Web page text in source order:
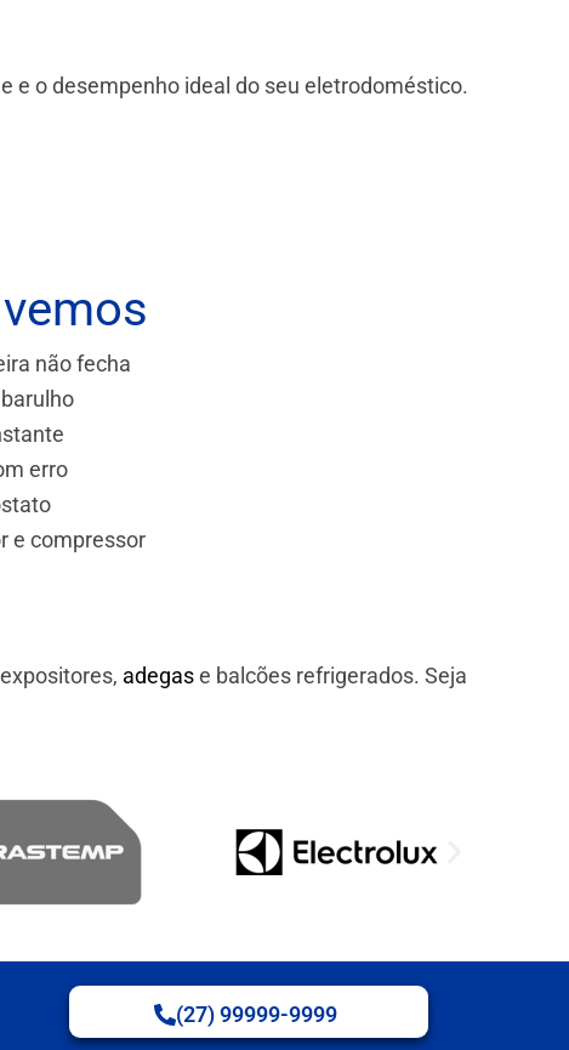
e o desempenho ideal do seu eletrodoméstico.
não fecha
erro
e compressor
adegase balcões refrigerados. Seja
(27) 99999-9999